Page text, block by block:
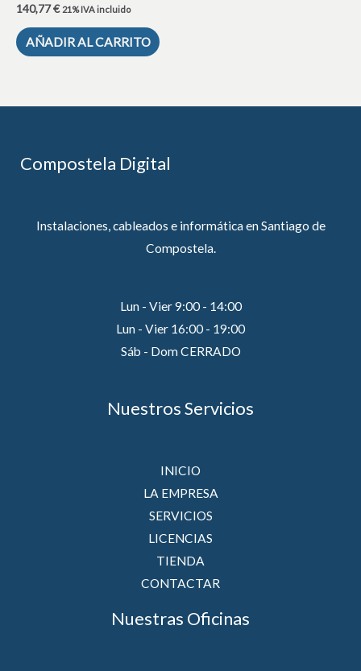
140,77€ 21% IVA incluido
AÑADIR AL CARRITO
Compostela Digital
Instalaciones, cableados e informática en Santiago de
Compostela.
Lun - Vier 9:00 - 14:00
Lun - Vier 16:00 - 19:00
Sáb - Dom CERRADO
Nuestros Servicios
INICIO
LA EMPRESA
SERVICIOS
LICENCIAS
TIENDA
CONTACTAR
Nuestras Oficinas